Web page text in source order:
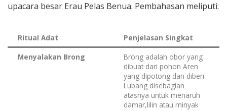
upacara besar Erau Pelas Benua. Pembahasan meliputi:
Ritual Adat
Penjelasan Singkat
Menyalakan Brong
Brong adalah obor yang
dibuat dari pohon Aren
yang dipotong dan diberi
Lubang disebagian
atasnya untuk menaruh
damar,lilin atau minyak